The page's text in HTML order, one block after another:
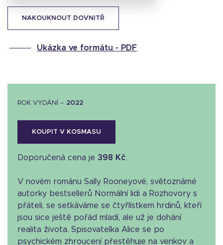
NAKOUKNOUT DOVNITŘ
Ukázka ve formátu - PDF
ROK VYDÁNÍ – 2022
KOUPIT V KOSMASU
Doporučená cena je 398 Kč
V novém románu Sally Rooneyové, světoznámé
autorky bestsellerů Normální lidi a Rozhovory s
přáteli, se setkáváme se čtyřlístkem hrdinů, kteří
jsou sice ještě pořád mladí, ale už je dohání
realita života. Spisovatelka Alice se po
psychickém zhroucení přestěhuje na venkov a